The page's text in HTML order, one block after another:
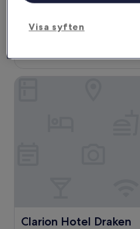
Centrum
(2 726 recensioner)
Clarion Hotel Draken
Clarion Hotel Draken
Visa syften